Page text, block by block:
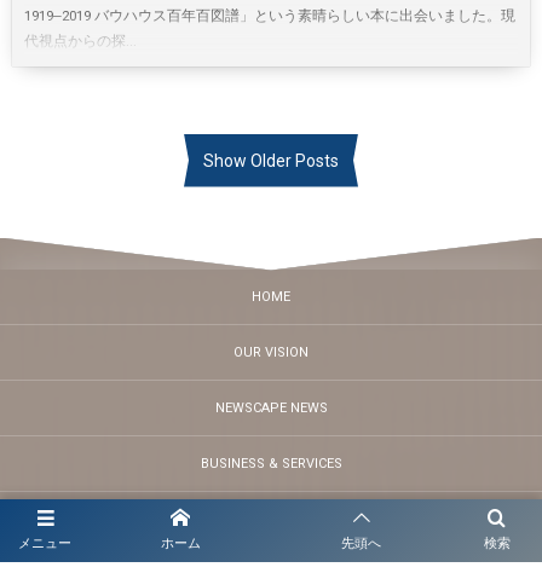
1919‒2019 バウハウス百年百図譜」という素晴らしい本に出会いました。現
代視点からの探...
Show Older Posts
メニュー 検索
ホーム 先頭へ
HOME
OUR VISION
NEWSCAPE NEWS
BUSINESS & SERVICES